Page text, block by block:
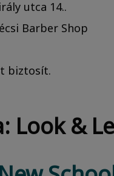
utca 14..
Barber Shop
biztosít.
Look &